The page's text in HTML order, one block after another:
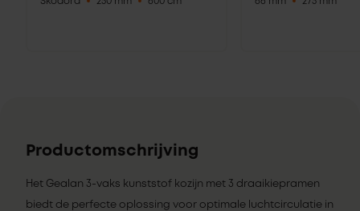
Productomschrijving
Het Gealan 3-vaks kunststof kozijn met 3 draaikiepramen
biedt de perfecte oplossing voor optimale luchtcirculatie in